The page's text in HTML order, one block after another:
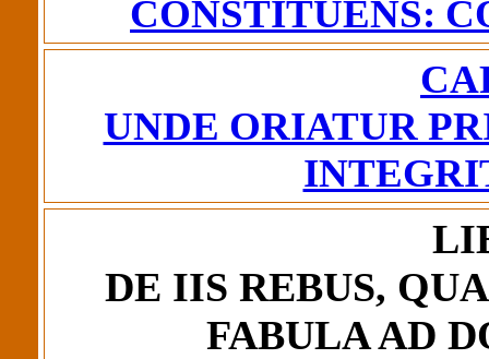
CONSTITUENS:
UNDE ORIATUR
DE IIS REBUS,
FABULA AD